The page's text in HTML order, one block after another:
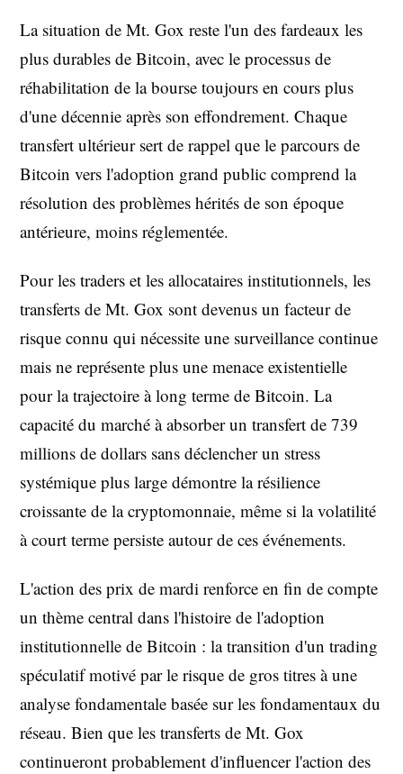
La situation de Mt. Gox reste l'un des fardeaux les
plus durables de Bitcoin, avec le processus de
réhabilitation de la bourse toujours en cours plus
d'une décennie après son effondrement. Chaque
transfert ultérieur sert de rappel que le parcours de
Bitcoin vers l'adoption grand public comprend la
résolution des problèmes hérités de son époque
antérieure, moins réglementée.
Pour les traders et les allocataires institutionnels, les
transferts de Mt. Gox sont devenus un facteur de
risque connu qui nécessite une surveillance continue
mais ne représente plus une menace existentielle
pour la trajectoire à long terme de Bitcoin. La
capacité du marché à absorber un transfert de 739
millions de dollars sans déclencher un stress
systémique plus large démontre la résilience
croissante de la cryptomonnaie, même si la volatilité
à court terme persiste autour de ces événements.
L'action des prix de mardi renforce en fin de compte
un thème central dans l'histoire de l'adoption
institutionnelle de Bitcoin : la transition d'un trading
spéculatif motivé par le risque de gros titres à une
analyse fondamentale basée sur les fondamentaux du
réseau. Bien que les transferts de Mt. Gox
continueront probablement d'influencer l'action des